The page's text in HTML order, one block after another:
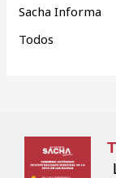
Sacha Informa
Todos